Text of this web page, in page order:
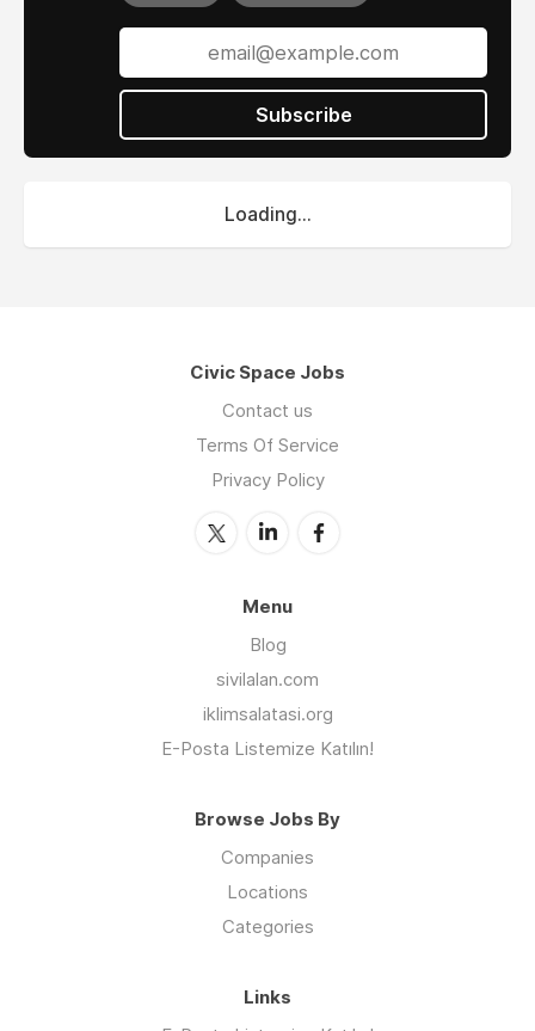
Subscribe
Loading...
Civic Space Jobs
Contact us
Terms Of Service
Privacy Policy
Menu
Blog
sivilalan.com
iklimsalatasi.org
E-Posta Listemize Katılın!
Browse Jobs By
Companies
Locations
Categories
Links